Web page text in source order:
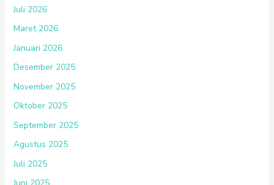
Juli 2026
Maret 2026
Januari 2026
Desember 2025
November 2025
Oktober 2025
September 2025
Agustus 2025
Juli 2025